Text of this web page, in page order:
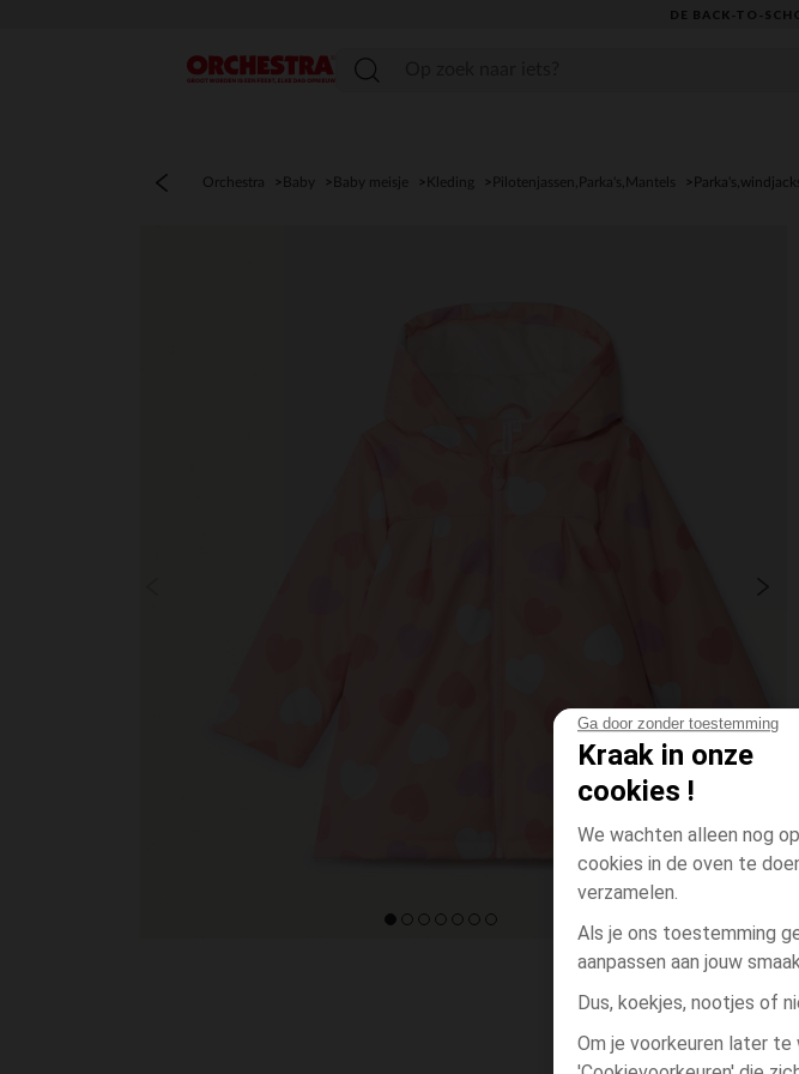
Ga door zonder toestemming
Kraak in onze
cookies !
We wachten alleen nog
cookies in de oven te
verzamelen.
Als je ons toestemming
aanpassen aan jouw smaak.
Dus, koekjes, nootjes of
Om je voorkeuren later te
DE BACK-TO-
menu
Orchestra Baby Baby meisje Kleding Pilotenjassen,Parka's,Mantels